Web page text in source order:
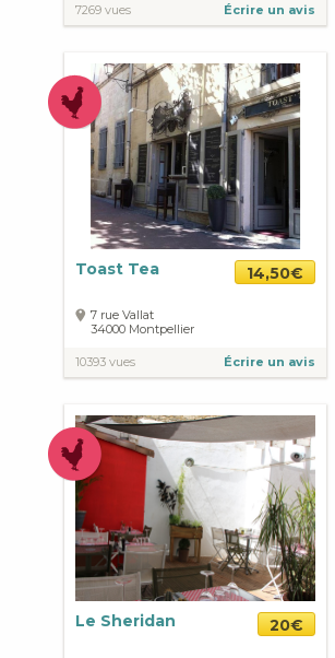
7269 vues Écrire un avis
Toast Tea 14,50€
7 rue Vallat
34000 Montpellier
10393 vues Écrire un avis
Le Sheridan 20€